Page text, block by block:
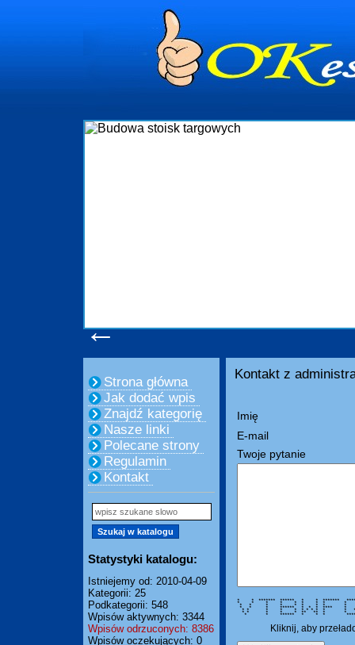
←
Strona główna
Jak dodać wpis
Znajdź kategorię
Nasze linki
Polecane strony
Regulamin
Kontakt
Statystyki katalogu:
Istniejemy od: 2010-04-09
Kategorii: 25
Podkategorii: 548
Wpisów aktywnych: 3344
Wpisów odrzuconych: 8386
Wpisów oczekujących: 0
Kontakt z
Imię
E-mail
Twoje pytanie
* * ******* ****** * * *******
* * * * * * * *
* * * * * * * *
* * * ****** * * *
* * * * * * * * * *
* * * * * ** ** *
* * ****** * * *
Kliknij, aby